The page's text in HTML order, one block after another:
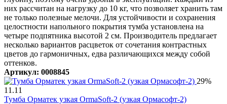
них рассчитан на нагрузку до 10 кг, что позволяет хранить там
не только полезные мелочи. Для устойчивости и сохранения
целостности напольного покрытия тумба установлена на
четыре подпятника высотой 2 см. Производитель предлагает
несколько вариантов расцветок от сочетания контрастных
цветов до гармоничных, едва различающихся между собой
оттенков.
Артикул: 0008845
29%
11.11
Тумба Орматек узкая OrmaSoft-2 (узкая Ормасофт-2)